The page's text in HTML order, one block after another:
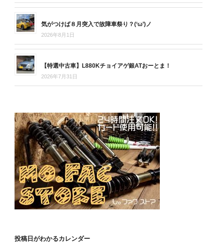
気がつけば８月突入で故障車祭り？(‘ω’)ノ
2026年8月1日
【特選中古車】L880Kチョイアゲ銀ATおーとま！
2026年7月31日
投稿日がわかるカレンダー